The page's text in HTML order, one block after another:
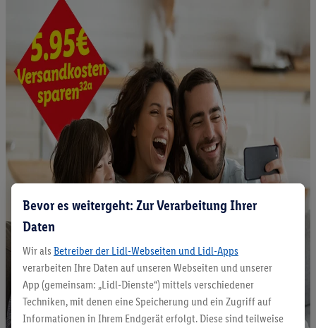
Bevor es weitergeht: Zur Verarbeitung Ihrer
Daten
Wir als Betreiber der Lidl-Webseiten und Lidl-Apps
verarbeiten Ihre Daten auf unseren Webseiten und unserer
App (gemeinsam: „Lidl-Dienste“) mittels verschiedener
Techniken, mit denen eine Speicherung und ein Zugriff auf
Informationen in Ihrem Endgerät erfolgt. Diese sind teilweise